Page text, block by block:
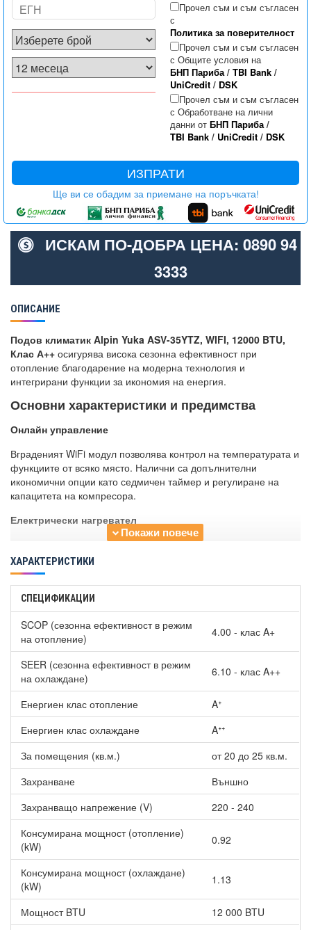
Прочел съм и съм съгласен
с
Политика за поверителност
Прочел съм и съм съгласен
с Общите условия на
БНП Париба/ TBI Bank/
UniCredit/ DSK
Прочел съм и съм съгласен
с Обработване на лични
данни от БНП Париба/
TBI Bank/ UniCredit/ DSK
ИЗПРАТИ
Ще ви се обадим за приемане на поръчката!
ИСКАМ ПО-ДОБРА ЦЕНА: 0890 94
3333
ОПИСАНИЕ
Подов климатик Alpin Yuka ASV-35YTZ, WIFI, 12000 BTU,
Клас А++ осигурява висока сезонна ефективност при
отопление благодарение на модерна технология и
интегрирани функции за икономия на енергия.
Основни характеристики и предимства
Онлайн управление
Вграденият WiFi модул позволява контрол на температурата и
функциите от всяко място. Налични са допълнителни
икономични опции като седмичен таймер и регулиране на
капацитета на компресора.
Електрически нагревател
Устройството разполага с нагревател в долната част на
външното тяло, който подобрява отоплителната мощност и
ефективността на системата.
Отопление при ниски температури
Нагревателят се включва автоматично в режим отопление при
ниски външни температури, осигурявайки стабилна работа и
висока производителност дори при -25°C.
Инверторна технология
Системата предлага до 40% икономия на електроенергия. Тя
достига 18°C при охлаждане за 30 секунди, 40°C при
отопление за 60 секунди и поддържа постоянна температура
в рамките на ±1°C. (*Данни, базирани на лабораторни тестове
за определени модели.)
iFeel функция
Температурен сензор в дистанционното управление регулира
климата според местоположението му, осигурявайки по-
прецизен контрол в зоната, където се намирате.
Автоматично насочване
Хоризонталните и вертикални клапи се управляват
дистанционно за оптимално разпределение на въздушния
поток.
ХАРАКТЕРИСТИКИ
СПЕЦИФИКАЦИИ
SCOP (сезонна ефективност в режим
на отопление)
4.00 - клас A+
SEER (сезонна ефективност в режим
на охлаждане)
6.10 - клас A++
Енергиен клас отопление
Aᐩ
Енергиен клас охлаждане
Aᐩᐩ
За помещения (кв.м.)
от 20 до 25 кв.м.
Захранване
Външно
Захранващо напрежение (V)
220 - 240
Консумирана мощност (отопление)
(kW)
0.92
Консумирана мощност (охлаждане)
(kW)
1.13
Мощност BTU
12 000 BTU